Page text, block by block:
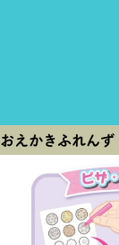
おえかきふれん